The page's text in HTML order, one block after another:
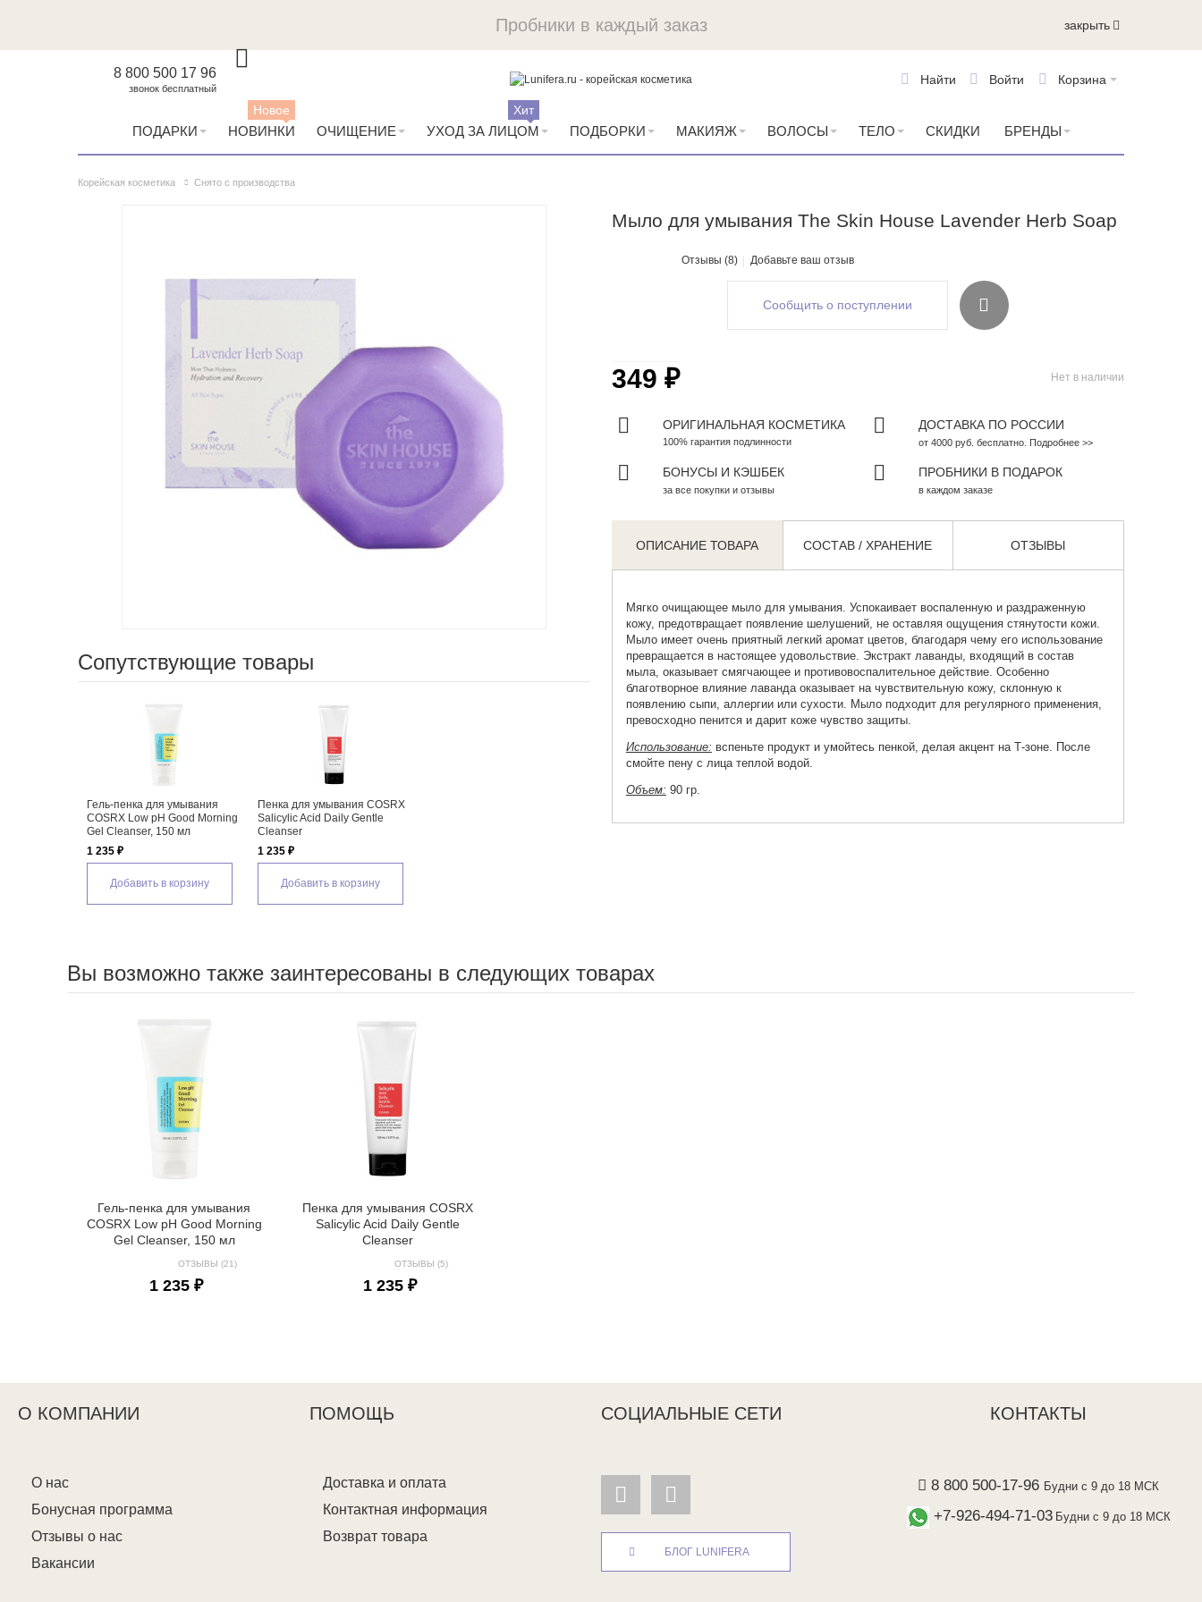
Пробники в каждый заказ закрыть
8 800 500 17 96
звонок бесплатный
Корзина
Войти
Найти
ПОДАРКИ НОВИНКИ
Новое
ОЧИЩЕНИЕ УХОД ЗА ЛИЦОМ
Хит
ПОДБОРКИ МАКИЯЖ ВОЛОСЫ ТЕЛО СКИДКИ БРЕНДЫ
Корейская косметика Снято с производства
Мыло для умывания The Skin House Lavender Herb Soap
Отзывы (8) Добавьте ваш отзыв
Сопутствующие товары
Гель-пенка для умывания
COSRX Low pH Good Morning
Gel Cleanser, 150 мл
1 235 ₽
Добавить в корзину
Пенка для умывания COSRX
Salicylic Acid Daily Gentle
Cleanser
1 235 ₽
Добавить в корзину
Сообщить о поступлении
Нет в наличии
349 ₽
ОРИГИНАЛЬНАЯ КОСМЕТИКА
100% гарантия подлинности
ДОСТАВКА ПО РОССИИ
от 4000 руб. бесплатно. Подробнее >>
БОНУСЫ И КЭШБЕК
за все покупки и отзывы
ПРОБНИКИ В ПОДАРОК
в каждом заказе
ОПИСАНИЕ ТОВАРА СОСТАВ / ХРАНЕНИЕ ОТЗЫВЫ
Мягко очищающее мыло для умывания. Успокаивает воспаленную и раздраженную
кожу, предотвращает появление шелушений, не оставляя ощущения стянутости кожи.
Мыло имеет очень приятный легкий аромат цветов, благодаря чему его использование
превращается в настоящее удовольствие. Экстракт лаванды, входящий в состав
мыла, оказывает смягчающее и противовоспалительное действие. Особенно
благотворное влияние лаванда оказывает на чувствительную кожу, склонную к
появлению сыпи, аллергии или сухости. Мыло подходит для регулярного применения,
превосходно пенится и дарит коже чувство защиты.
Использование: вспеньте продукт и умойтесь пенкой, делая акцент на Т-зоне. После
смойте пену с лица теплой водой.
Объем: 90 гр.
Вы возможно также заинтересованы в следующих товарах
Гель-пенка для умывания
COSRX Low pH Good Morning
Gel Cleanser, 150 мл
ОТЗЫВЫ (21)
1 235 ₽
Пенка для умывания COSRX
Salicylic Acid Daily Gentle
Cleanser
ОТЗЫВЫ (5)
1 235 ₽
О КОМПАНИИ ПОМОЩЬ СОЦИАЛЬНЫЕ СЕТИ КОНТАКТЫ
О нас
Бонусная программа
Отзывы о нас
Вакансии
Доставка и оплата
Контактная информация
Возврат товара
БЛОГ LUNIFERA
8 800 500-17-96 Будни с 9 до 18 МСК
+7-926-494-71-03 Будни с 9 до 18 МСК